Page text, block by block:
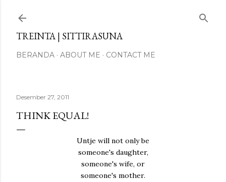
TREINTA | SITTIRASUNA
BERANDA ABOUT ME CONTACT ME
Desember 27, 2011
THINK EQUAL!
Untje will not only be
someone's daughter,
someone's wife, or
someone's mother.